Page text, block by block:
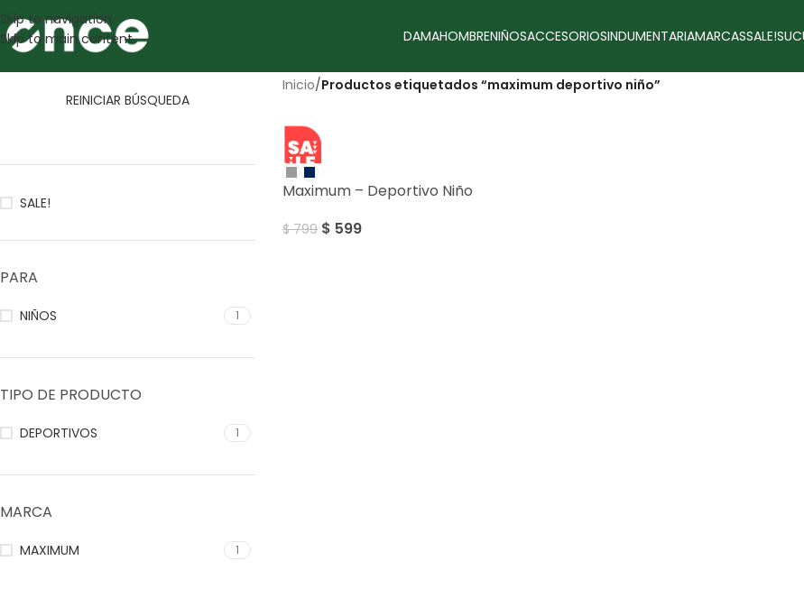
Skip to navigation
Skip to main content
DAMAHOMBRENIÑOSACCESORIOSINDUMENTARIAMARCASSALE!
REINICIAR BÚSQUEDA
SALE!
PARA
NIÑOS 1
TIPO DE PRODUCTO
DEPORTIVOS 1
MARCA
MAXIMUM 1
Inicio/Productos etiquetados “maximum deportivo niño”
SALE
Maximum – Deportivo Niño
$799 $ 599